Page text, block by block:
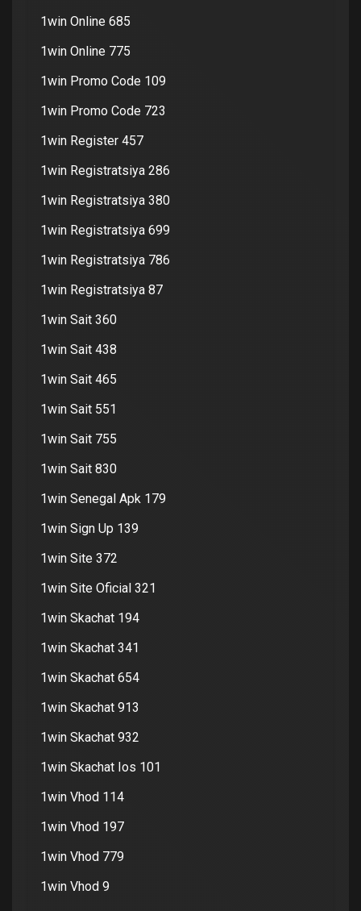
1win Online 685
1win Online 775
1win Promo Code 109
1win Promo Code 723
1win Register 457
1win Registratsiya 286
1win Registratsiya 380
1win Registratsiya 699
1win Registratsiya 786
1win Registratsiya 87
1win Sait 360
1win Sait 438
1win Sait 465
1win Sait 551
1win Sait 755
1win Sait 830
1win Senegal Apk 179
1win Sign Up 139
1win Site 372
1win Site Oficial 321
1win Skachat 194
1win Skachat 341
1win Skachat 654
1win Skachat 913
1win Skachat 932
1win Skachat Ios 101
1win Vhod 114
1win Vhod 197
1win Vhod 779
1win Vhod 9